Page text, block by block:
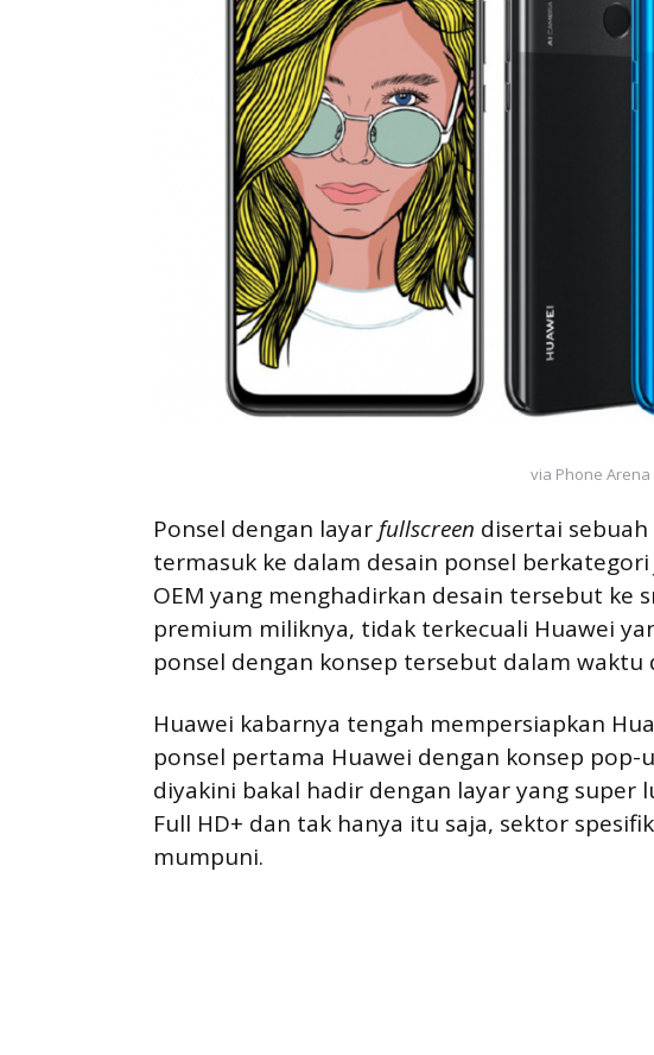
via Phone Arena
Ponsel dengan layarfullscreen disertai
termasuk ke dalam desain ponsel berkategori
OEM yang menghadirkan desain tersebut ke
premium miliknya, tidak terkecuali Huawei
ponsel dengan konsep tersebut dalam waktu
Huawei kabarnya tengah mempersiapkan
ponsel pertama Huawei dengan konsep pop-
diyakini bakal hadir dengan layar yang super
Full HD+ dan tak hanya itu saja, sektor
mumpuni.